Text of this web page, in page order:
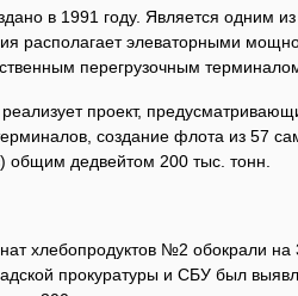
в 1991 году. Является одним
располагает элеваторными
перегрузочным
проект,
создание флота из 57
общим дедвейтом 200 тыс. тонн.
хлебопродуктов №2 обокрали на
прокуратуры и СБУ был